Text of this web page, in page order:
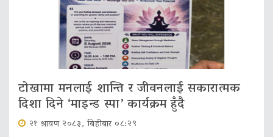
टोखामा मनलाई शान्ति र जीवनलाई सकारात्मक
दिशा दिने ‘माइन्ड स्पा’ कार्यक्रम हुँदै
२१ श्रावण २०८३, बिहीबार ०८:२९